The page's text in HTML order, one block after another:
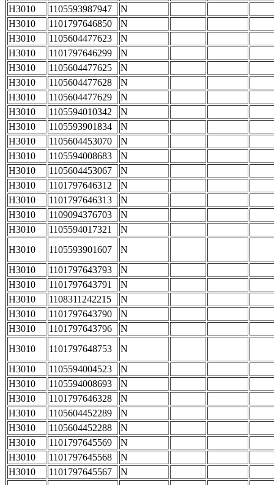
H3010
1105593987947
N
H3010
1101797646850
N
H3010
1105604477623
N
H3010
1101797646299
N
H3010
1105604477625
N
H3010
1105604477628
N
H3010
1105604477629
N
H3010
1105594010342
N
H3010
1105593901834
N
H3010
1105604453070
N
H3010
1105594008683
N
H3010
1105604453067
N
H3010
1101797646312
N
H3010
1101797646313
N
H3010
1109094376703
N
H3010
1105594017321
N
H3010
1105593901607
N
H3010
1101797643793
N
H3010
1101797643791
N
H3010
1108311242215
N
H3010
1101797643790
N
H3010
1101797643796
N
H3010
1101797648753
N
H3010
1105594004523
N
H3010
1105594008693
N
H3010
1101797646328
N
H3010
1105604452289
N
H3010
1105604452288
N
H3010
1101797645569
N
H3010
1101797645568
N
H3010
1101797645567
N